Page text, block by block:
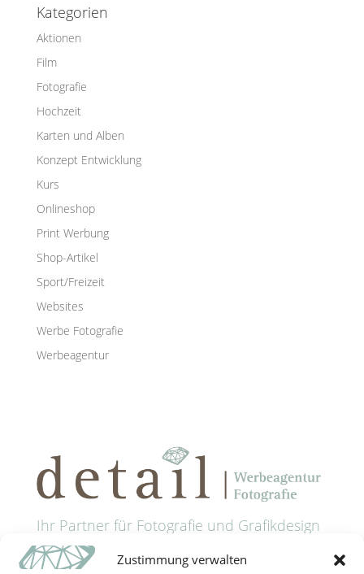
Zustimmung verwalten
Kategorien
Aktionen
Film
Fotografie
Hochzeit
Karten und Alben
Konzept Entwicklung
Kurs
Onlineshop
Print Werbung
Shop-Artikel
Sport/Freizeit
Websites
Werbe Fotografie
Werbeagentur
Ihr Partner für Fotografie und Grafikdesign
in Passau
Anschrift: Grünaustrasse 9 • 94032 Passau